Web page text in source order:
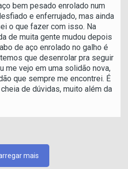
bem pesado enrolado num
e enferrujado, mas ainda
o que fazer com isso. Na
de muita gente mudou depois
de aço enrolado no galho é
que desenrolar pra seguir
me vejo em uma solidão nova,
que sempre me encontrei. É
de dúvidas, muito além da
mais